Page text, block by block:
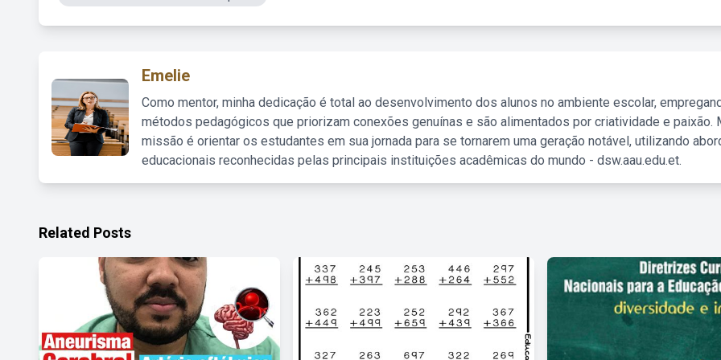
Emelie
Como mentor, minha dedicação é total ao desenvolvimento dos alunos no ambiente escolar,
métodos pedagógicos que priorizam conexões genuínas e são alimentados por criatividade e paixão.
missão é orientar os estudantes em sua jornada para se tornarem uma geração notável, utilizando
educacionais reconhecidas pelas principais instituições acadêmicas do mundo - dsw.aau.edu.et.
Related Posts